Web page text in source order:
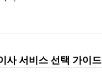
사 서비스 선택 가이드